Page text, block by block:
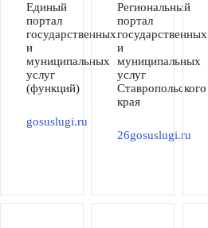
Единый
портал
государственных
и
муниципальных
услуг
(функций)
gosuslugi.ru
Региональный
портал
государственных
и
муниципальных
услуг
Ставропольского
края
26gosuslugi.ru